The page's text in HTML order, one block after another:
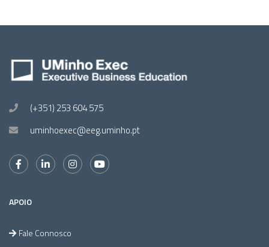
(+351) 253 604 575
uminhoexec@eeg.uminho.pt
APOIO
Fale Connosco